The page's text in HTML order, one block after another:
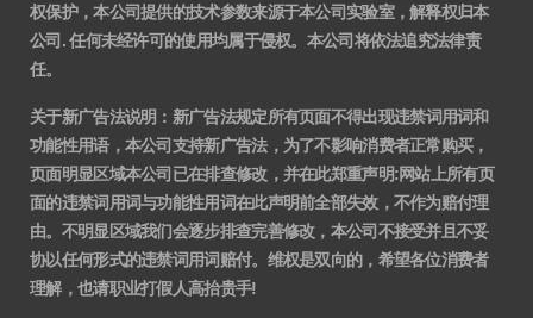
权保护，本公司提供的技术参数来源于本公司实验室，解释权归本
公司. 任何未经许可的使用均属于侵权。本公司将依法追究法律责
任。
关于新广告法说明 ： 新广告法规定所有页面不得出现违禁词用词和
功能性用语，本公司支持新广告法，为了不影响消费者正常购买，
页面明显区域本公司已在排查修改，并在此郑重声明:网站上所有页
面的违禁词用词与功能性用词在此声明前全部失效，不作为赔付理
由。不明显区域我们会逐步排查完善修改，本公司不接受并且不妥
协以任何形式的违禁词用词赔付。维权是双向的，希望各位消费者
理解，也请职业打假人高抬贵手!